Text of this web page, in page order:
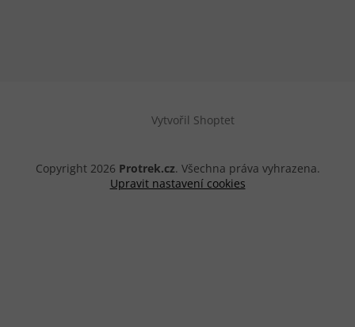
Vytvořil Shoptet
Copyright 2026 Protrek.cz. Všechna práva vyhrazena.
Upravit nastavení cookies